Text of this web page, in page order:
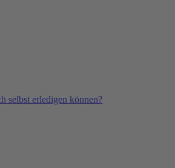
selbst erledigen können?